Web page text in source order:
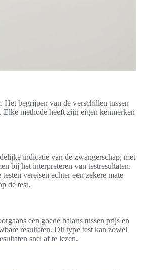
Het begrijpen van de verschillen tussen
methode heeft zijn eigen kenmerken
indicatie van de zwangerschap, met
bij het interpreteren van testresultaten.
vereisen echter een zekere mate
de test.
een goede balans tussen prijs en
resultaten. Dit type test kan zowel
snel af te lezen.